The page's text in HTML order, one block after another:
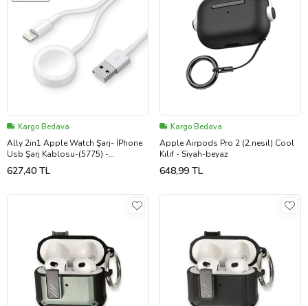
Kargo Bedava
Ally 2in1 Apple Watch Şarj- İPhone
Usb Şarj Kablosu-(5775) -
GLST1361-8356
627,40 TL
Kargo Bedava
Apple Airpods Pro 2 (2.nesil) Cool
Kılıf - Siyah-beyaz
648,99 TL